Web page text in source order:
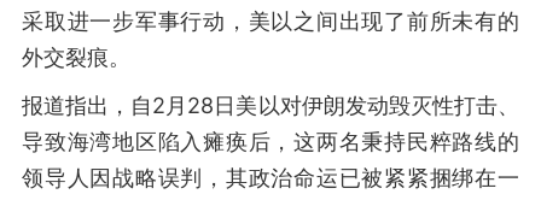
采取进一步军事行动，美以之间出现了前所未有的
外交裂痕。
报道指出，自2月28日美以对伊朗发动毁灭性打击、
导致海湾地区陷入瘫痪后，这两名秉持民粹路线的
领导人因战略误判，其政治命运已被紧紧捆绑在一